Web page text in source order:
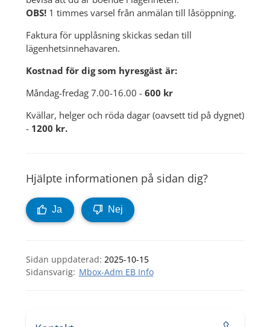
OBS! 1 timmes varsel från anmälan till låsöppning.
Faktura för upplåsning skickas sedan till
lägenhetsinnehavaren.
Kostnad för dig som hyresgäst är:
Måndag-fredag 7.00-16.00 - 600 kr
Kvällar, helger och röda dagar (oavsett tid på dygnet)
- 1200 kr.
Hjälpte informationen på sidan dig?
Ja Nej
Sidan uppdaterad: 2025-10-15
Mbox-Adm EB Info